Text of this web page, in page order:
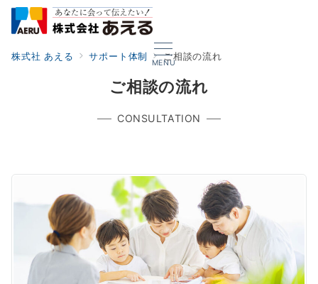
MENU
株式社 あえる サポート体制 ご相談の流れ
ご相談の流れ
CONSULTATION